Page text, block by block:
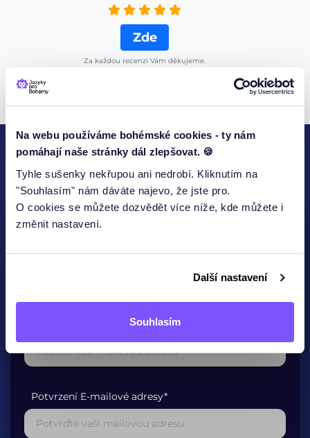
Na webu používáme bohémské cookies - ty nám
pomáhají naše stránky dál zlepšovat. 🍪
Tyhle sušenky nekřupou ani nedrobí. Kliknutím na
"Souhlasím" nám dáváte najevo, že jste pro.
O cookies se můžete dozvědět více níže, kde můžete i
změnit nastavení.
Další nastavení
Souhlasím
Zde
Za každou recenzi Vám děkujeme.
KONTAKTUJTE NÁS
Jméno
Potvrzení E-mailové adresy*